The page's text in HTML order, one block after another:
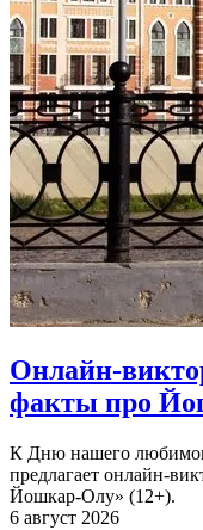
Онлайн-
факты про
К Дню нашего
предлагает онлайн-
Йошкар-Олу» (12+).
6 август 2026